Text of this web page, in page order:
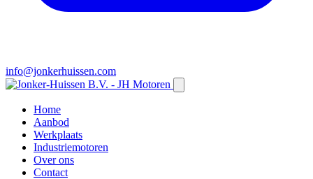
info@jonkerhuissen.com
Home
Aanbod
Werkplaats
Industriemotoren
Over ons
Contact